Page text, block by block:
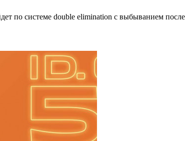
по системе double elimination c выбыванием